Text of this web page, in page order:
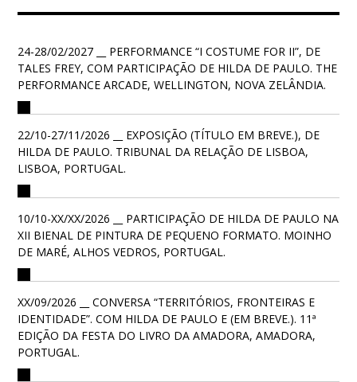
24-28/02/2027 __ PERFORMANCE “I COSTUME FOR II”, DE
TALES FREY, COM PARTICIPAÇÃO DE HILDA DE PAULO. THE
PERFORMANCE ARCADE, WELLINGTON, NOVA ZELÂNDIA.
22/10-27/11/2026 __ EXPOSIÇÃO (TÍTULO EM BREVE.), DE
HILDA DE PAULO. TRIBUNAL DA RELAÇÃO DE LISBOA,
LISBOA, PORTUGAL.
10/10-XX/XX/2026 __ PARTICIPAÇÃO DE HILDA DE PAULO NA
XII BIENAL DE PINTURA DE PEQUENO FORMATO. MOINHO
DE MARÉ, ALHOS VEDROS, PORTUGAL.
XX/09/2026 __ CONVERSA “TERRITÓRIOS, FRONTEIRAS E
IDENTIDADE”. COM HILDA DE PAULO E (EM BREVE.). 11ª
EDIÇÃO DA FESTA DO LIVRO DA AMADORA, AMADORA,
PORTUGAL.